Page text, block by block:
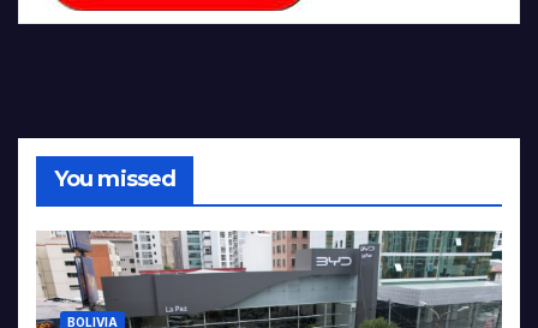
You missed
BOLIVIA